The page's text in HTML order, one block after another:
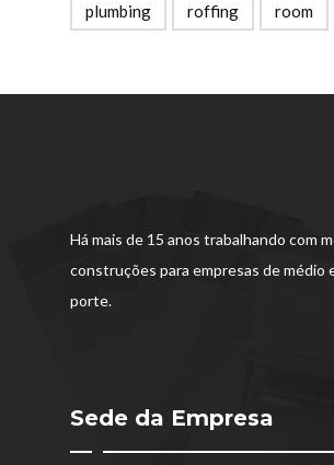
plumbing roffing room
Há mais de 15 anos trabalhando com
construções para empresas de médio
porte.
Sede da Empresa